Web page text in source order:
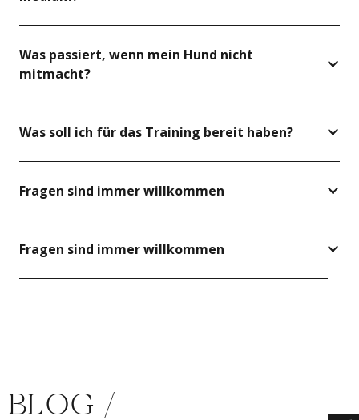
Was passiert, wenn mein Hund nicht
mitmacht?
Was soll ich für das Training bereit haben?
Fragen sind immer willkommen
Fragen sind immer willkommen
BLOG /